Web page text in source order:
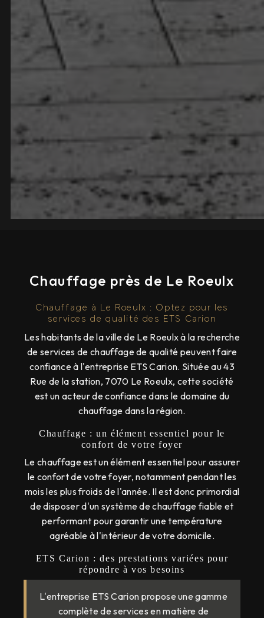
Chauffage près de Le Roeulx
Chauffage à Le Roeulx : Optez pour les
services de qualité des ETS Carion
Les habitants de la ville de Le Roeulx à la recherche
de services de chauffage de qualité peuvent faire
confiance à l'entreprise ETS Carion. Située au 43
Rue de la station, 7070 Le Roeulx, cette société
est un acteur de confiance dans le domaine du
chauffage dans la région.
Chauffage : un élément essentiel pour le
confort de votre foyer
Le chauffage est un élément essentiel pour assurer
le confort de votre foyer, notamment pendant les
mois les plus froids de l'année. Il est donc primordial
de disposer d'un système de chauffage fiable et
performant pour garantir une température
agréable à l'intérieur de votre domicile.
ETS Carion : des prestations variées pour
répondre à vos besoins
L'entreprise ETS Carion propose une gamme
complète de services en matière de